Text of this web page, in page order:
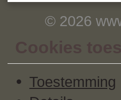
© 2026
Cookies
Toestemming